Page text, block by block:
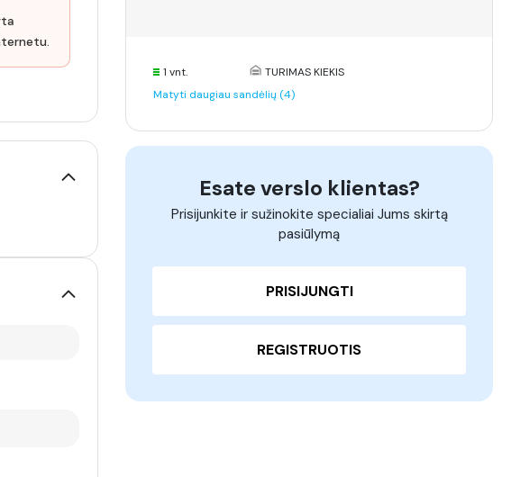
1 vnt.
TURIMAS KIEKIS
Matyti daugiau sandėlių (4)
Esate verslo klientas?
Prisijunkite ir sužinokite specialiai Jums skirtą
pasiūlymą
PRISIJUNGTI
REGISTRUOTIS